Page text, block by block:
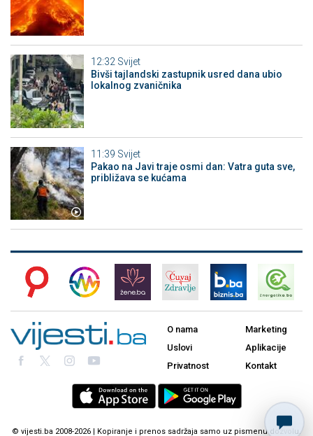
12:32 Svijet
Bivši tajlandski zastupnik usred dana ubio
lokalnog zvaničnika
11:39 Svijet
Pakao na Javi traje osmi dan: Vatra guta sve,
približava se kućama
O nama
Uslovi
Privatnost
Marketing
Aplikacije
Kontakt
© vijesti.ba 2008-2026 | Kopiranje i prenos sadržaja samo uz pismenu dozvolu.